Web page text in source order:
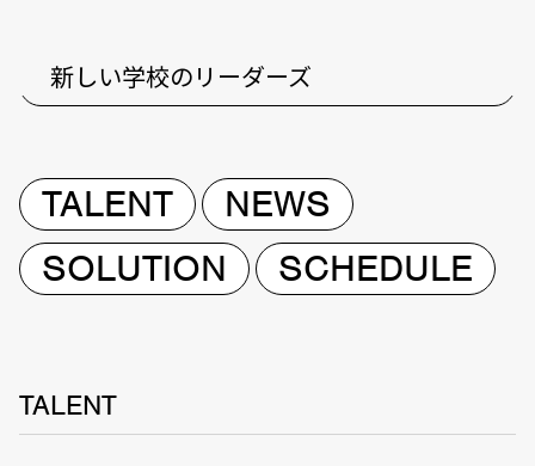
新しい学校のリーダーズ
TALENT
NEWS
SOLUTION
SCHEDULE
TALENT